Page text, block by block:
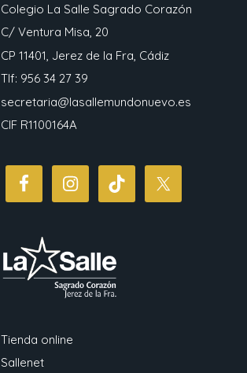
Colegio La Salle Sagrado Corazón
C/ Ventura Misa, 20
CP 11401, Jerez de la Fra, Cádiz
Tlf: 956 34 27 39
secretaria@lasallemundonuevo.es
CIF R1100164A
Tienda online
Sallenet